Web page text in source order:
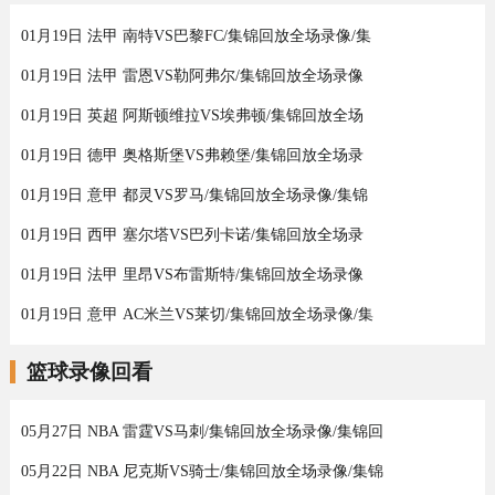
01月19日 法甲 南特VS巴黎FC/集锦回放全场录像/集
01月19日 法甲 雷恩VS勒阿弗尔/集锦回放全场录像
01月19日 英超 阿斯顿维拉VS埃弗顿/集锦回放全场
01月19日 德甲 奥格斯堡VS弗赖堡/集锦回放全场录
01月19日 意甲 都灵VS罗马/集锦回放全场录像/集锦
01月19日 西甲 塞尔塔VS巴列卡诺/集锦回放全场录
01月19日 法甲 里昂VS布雷斯特/集锦回放全场录像
01月19日 意甲 AC米兰VS莱切/集锦回放全场录像/集
篮球录像回看
05月27日 NBA 雷霆VS马刺/集锦回放全场录像/集锦回
05月22日 NBA 尼克斯VS骑士/集锦回放全场录像/集锦